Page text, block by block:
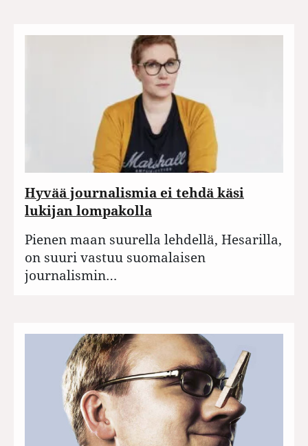
Hyvää journalismia ei tehdä käsi
lukijan lompakolla
Pienen maan suurella lehdellä, Hesarilla,
on suuri vastuu suomalaisen
journalismin…